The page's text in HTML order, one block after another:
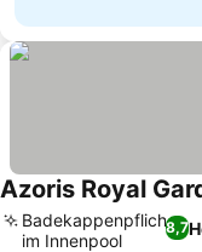
Azoris Royal
8,7
Badekappenpflicht
im Innenpool